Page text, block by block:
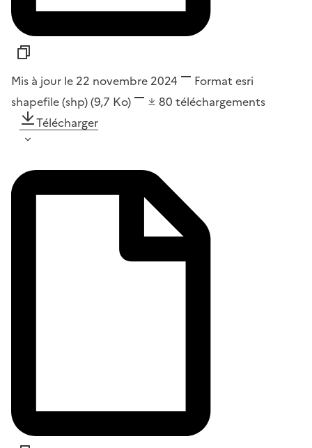
Mis à jour le 22 novembre 2024 Format esri
shapefile (shp)(9,7 Ko) 80 téléchargements
Télécharger